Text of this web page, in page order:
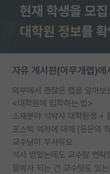
자유 게시판(아무개랩)에
외부에서 괜찮은 랩을 알아보
<대학원에 입학하는 법>
소재분야 석박사 대학원생 +
교수님이 무서워요
석사 받았는데도 교수랑 연락
물박사 되는 건 교수탓도 있